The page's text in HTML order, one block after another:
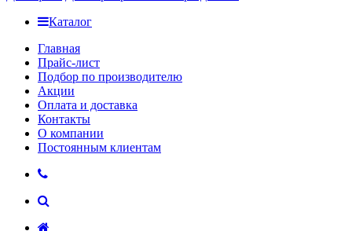
Каталог
Главная
Прайс-лист
Подбор по производителю
Акции
Оплата и доставка
Контакты
О компании
Постоянным клиентам